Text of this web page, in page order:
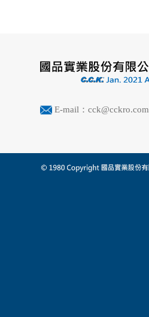
E-mail：cck@cckro.com